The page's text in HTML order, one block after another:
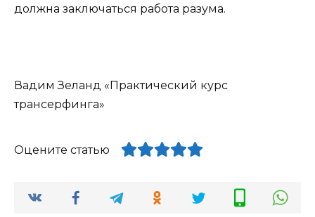
должна заключаться работа разума.
Вадим Зеланд «Практический курс
трансерфинга»
Оцените статью